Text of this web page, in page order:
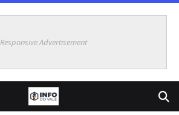
Responsive Advertisement